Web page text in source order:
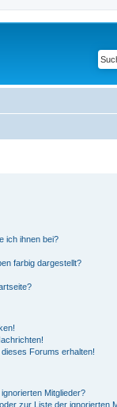
ich ihnen bei?
farbig dargestellt?
Forums erhalten!
Mitglieder?
zur Liste der ignorierten